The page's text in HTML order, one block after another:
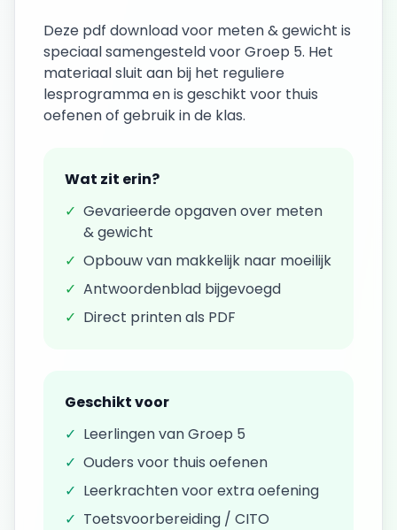
Deze pdf downloadvoor meten & gewicht is
speciaal samengesteld voorGroep 5. Het
materiaal sluit aan bij het reguliere
lesprogramma en is geschikt voor thuis
oefenen of gebruik in de klas.
Wat zit erin?
✓ Gevarieerde opgaven over meten
& gewicht
✓ Opbouw van makkelijk naar moeilijk
✓ Antwoordenblad bijgevoegd
✓ Direct printen als PDF
Geschikt voor
✓ Leerlingen vanGroep 5
✓ Ouders voor thuis oefenen
✓ Leerkrachten voor extra oefening
✓ Toetsvoorbereiding / CITO